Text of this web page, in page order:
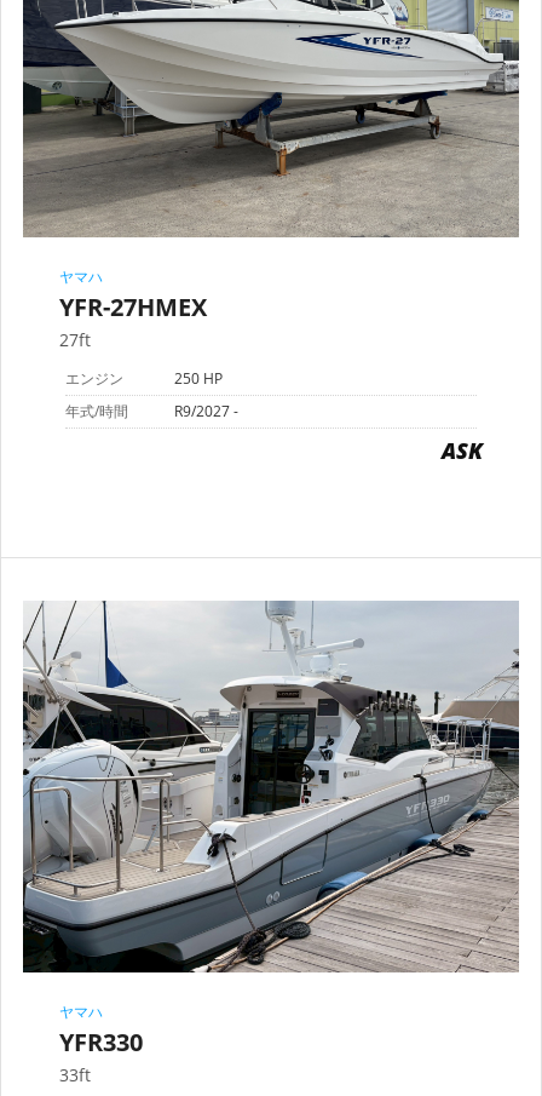
ヤマハ
YFR-27HMEX
27ft
エンジン
250 HP
年式/時間
R9/2027 -
ASK
ヤマハ
YFR330
33ft